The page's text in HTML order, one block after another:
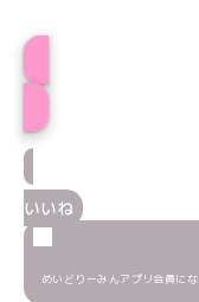
いいね
めいどりーみんアプリ会員に